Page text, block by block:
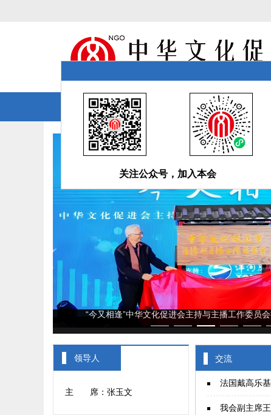
首页 简介 项目 交流
“荆州区域新发现 战国秦汉简牍与中华历
领导人
主 ‌‍‎‏ 席：张玉文
交流
法国戴高乐
我会副主席
关注公众号，加入本会